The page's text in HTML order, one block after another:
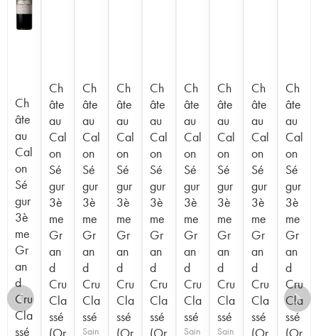
Ch
âte
au
Cal
on
Sé
gur
3è
me
Gr
an
d
Cru
Cla
ssé
Ch
âte
au
Cal
on
Sé
gur
3è
me
Gr
an
d
Cru
Cla
ssé
(Or
Ch
âte
au
Cal
on
Sé
gur
3è
me
Gr
an
d
Cru
Cla
ssé
Sain
Ch
âte
au
Cal
on
Sé
gur
3è
me
Gr
an
d
Cru
Cla
ssé
(Or
Ch
âte
au
Cal
on
Sé
gur
3è
me
Gr
an
d
Cru
Cla
ssé
(Or
Ch
âte
au
Cal
on
Sé
gur
3è
me
Gr
an
d
Cru
Cla
ssé
Sain
Ch
âte
au
Cal
on
Sé
gur
3è
me
Gr
an
d
Cru
Cla
ssé
Sain
Ch
âte
au
Cal
on
Sé
gur
3è
me
Gr
an
d
Cru
Cla
ssé
(Or
Ch
âte
au
Cal
on
Sé
gur
3è
me
Gr
an
d
Cru
Cla
ssé
(Or